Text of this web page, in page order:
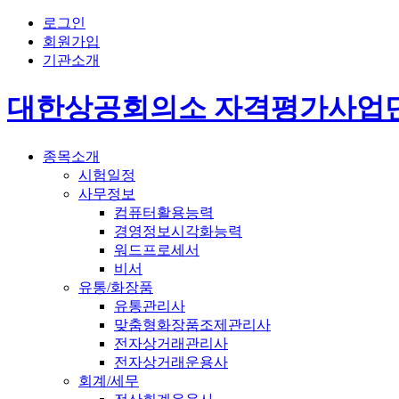
로그인
회원가입
기관소개
대한상공회의소 자격평가사업
종목소개
시험일정
사무정보
컴퓨터활용능력
경영정보시각화능력
워드프로세서
비서
유통/화장품
유통관리사
맞춤형화장품조제관리사
전자상거래관리사
전자상거래운용사
회계/세무